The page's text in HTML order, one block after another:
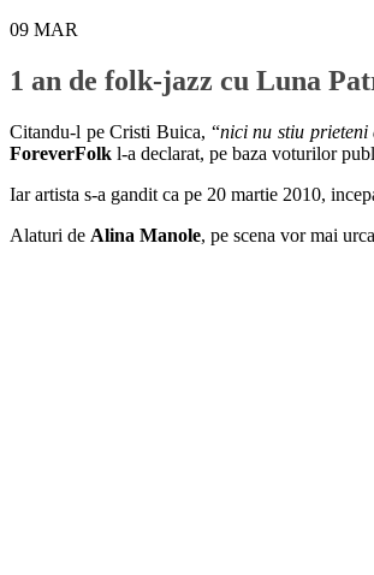
09 MAR
1 an de folk-jazz cu Luna
Citandu-l pe Cristi Buica, “nici nu stiu prieteni
ForeverFolk l-a declarat, pe baza voturilor
Iar artista s-a gandit ca pe 20 martie 2010,
Alaturi de Alina Manole, pe scena vor mai